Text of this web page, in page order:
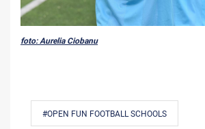
foto: Aurelia Ciobanu
#OPEN FUN FOOTBALL SCHOOLS